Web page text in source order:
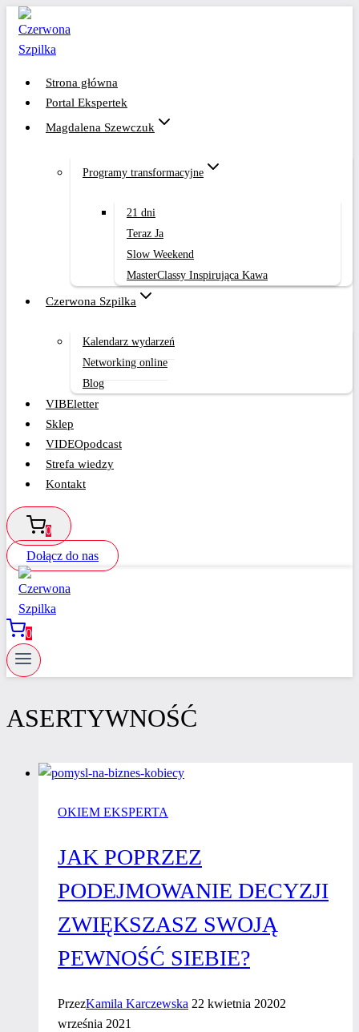
Przejdź
treści
Strona główna
Portal Ekspertek
Magdalena Szewczuk
Programy transformacyjne
21 dni
Teraz Ja
Slow Weekend
MasterClassy Inspirująca Kawa
Czerwona Szpilka
Kalendarz wydarzeń
Networking online
Blog
VIBEletter
Sklep
VIDEOpodcast
Strefa wiedzy
Kontakt
0
Dołącz do nas
0
ASERTYWNOŚĆ
OKIEM EKSPERTA
JAK POPRZEZ
PODEJMOWANIE DECYZJI
ZWIĘKSZASZ SWOJĄ
PEWNOŚĆ SIEBIE?
PrzezKamila Karczewska 22 kwietnia 20202
września 2021